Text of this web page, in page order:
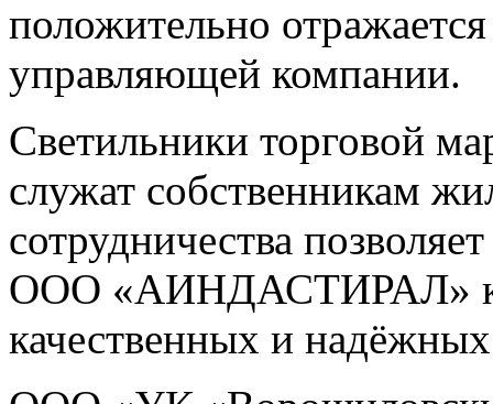
положительно
управляющей компании.
Светильники торговой
служат собственникам
сотрудничества
ООО «АИНДАСТИРАЛ»
качественных и